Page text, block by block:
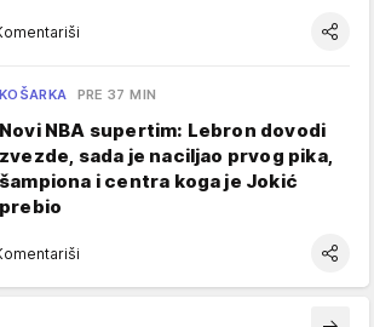
KOŠARKA PRE 37 MIN
Novi NBA supertim: Lebron dovodi
zvezde, sada je naciljao prvog pika,
šampiona i centra koga je Jokić
prebio